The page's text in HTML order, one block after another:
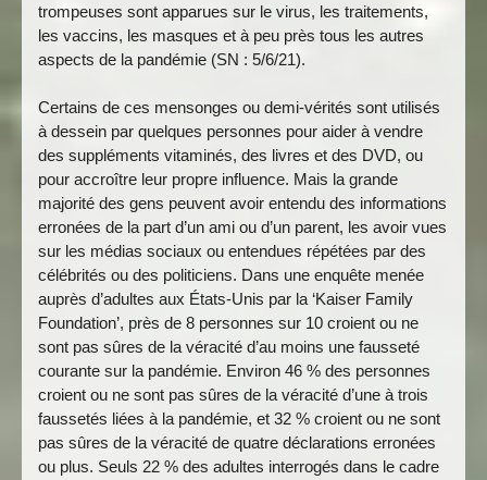
trompeuses sont apparues sur le virus, les traitements,
les vaccins, les masques et à peu près tous les autres
aspects de la pandémie (SN : 5/6/21).
Certains de ces mensonges ou demi-vérités sont utilisés
à dessein par quelques personnes pour aider à vendre
des suppléments vitaminés, des livres et des DVD, ou
pour accroître leur propre influence. Mais la grande
majorité des gens peuvent avoir entendu des informations
erronées de la part d’un ami ou d’un parent, les avoir vues
sur les médias sociaux ou entendues répétées par des
célébrités ou des politiciens. Dans une enquête menée
auprès d’adultes aux États-Unis par la ‘Kaiser Family
Foundation’, près de 8 personnes sur 10 croient ou ne
sont pas sûres de la véracité d’au moins une fausseté
courante sur la pandémie. Environ 46 % des personnes
croient ou ne sont pas sûres de la véracité d’une à trois
faussetés liées à la pandémie, et 32 % croient ou ne sont
pas sûres de la véracité de quatre déclarations erronées
ou plus. Seuls 22 % des adultes interrogés dans le cadre